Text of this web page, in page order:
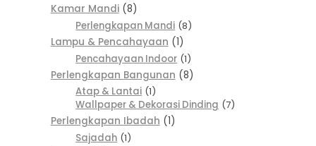
Kamar Mandi 8
Perlengkapan Mandi 8
Lampu & Pencahayaan
1
Pencahayaan Indoor 1
Perlengkapan Bangunan
8
Atap & Lantai 1
Wallpaper & Dekorasi Dinding 7
Perlengkapan Ibadah
1
Sajadah 1